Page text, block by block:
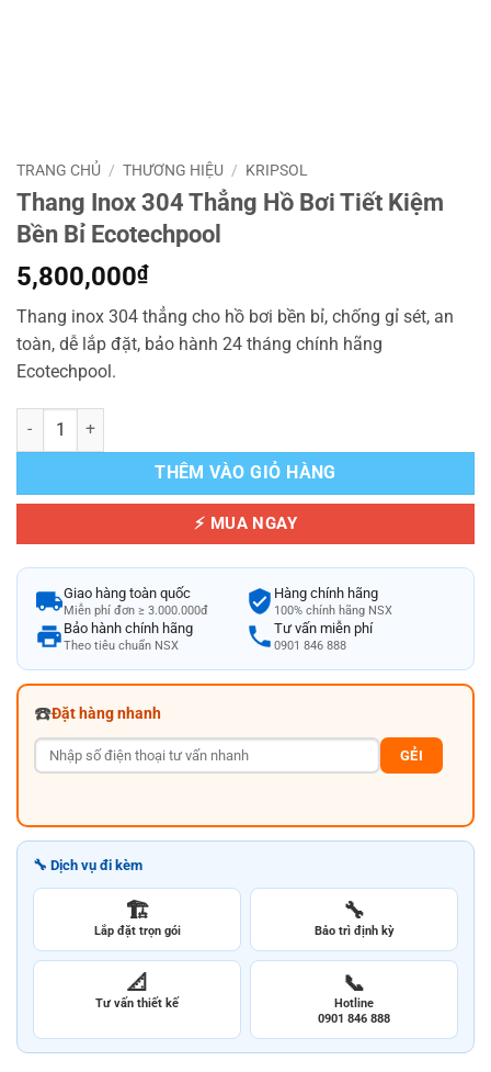
TRANG CHỦ / THƯƠNG HIỆU / KRIPSOL
Thang Inox 304 Thẳng Hồ Bơi Tiết Kiệm
Bền Bỉ Ecotechpool
5,800,000₫
Thang inox 304 thẳng cho hồ bơi bền bỉ, chống gỉ sét, an
toàn, dễ lắp đặt, bảo hành 24 tháng chính hãng
Ecotechpool.
Thang Inox 304 Thẳng Hồ Bơi Tiết Kiệm Bền Bỉ Ecotechpool số
THÊM VÀO GIỎ HÀNG
⚡ MUA NGAY
Giao hàng toàn quốc
Miễn phí đơn ≥ 3.000.000đ
Hàng chính hãng
100% chính hãng NSX
Bảo hành chính hãng
Theo tiêu chuẩn NSX
Tư vấn miễn phí
0901 846 888
☎️Đặt hàng nhanh
GẺI
🔧 Dịch vụ đi kèm
🏗️
Lắp đặt trọn gói
🔧
Bảo trì định kỳ
📐
Tư vấn thiết kế
📞
Hotline
0901 846 888